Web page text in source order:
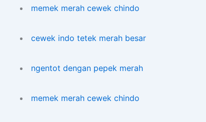
memek merah cewek chindo
cewek indo tetek merah besar
ngentot dengan pepek merah
memek merah cewek chindo